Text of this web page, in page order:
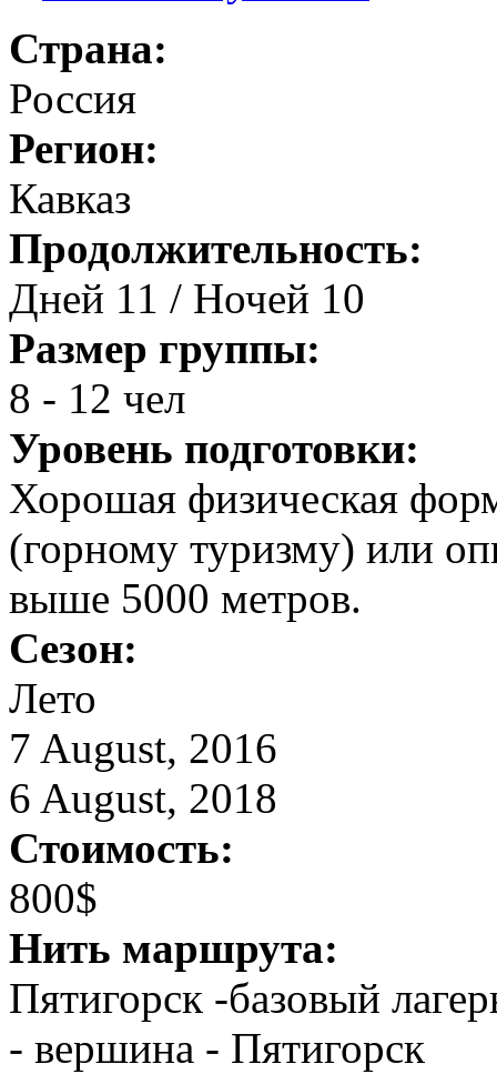
Страна:
Россия
Регион:
Кавказ
Продолжительность:
Дней 11 / Ночей 10
Размер группы:
8 - 12 чел
Уровень подготовки:
Хорошая физическая
(горному туризму) или
выше 5000 метров.
Сезон:
Лето
7 August, 2016
6 August, 2018
Стоимость:
800$
Нить маршрута:
Пятигорск -базовый
- вершина - Пятигорск